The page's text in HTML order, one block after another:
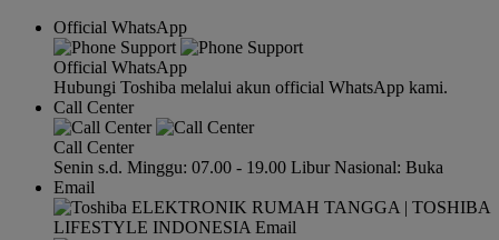
Official WhatsApp
Official WhatsApp
Hubungi Toshiba melalui akun official WhatsApp kami.
Call Center
Call Center
Senin s.d. Minggu: 07.00 - 19.00 Libur Nasional: Buka
Email